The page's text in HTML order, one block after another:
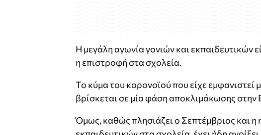
Η μεγάλη αγωνία γονιών και εκπαιδευτικών
η επιστροφή στα σχολεία.
Το κύμα του κορονοϊού που είχε εμφανιστεί
βρίσκεται σε μία φάση αποκλιμάκωσης στην
Όμως, καθώς πλησιάζει ο Σεπτέμβριος και